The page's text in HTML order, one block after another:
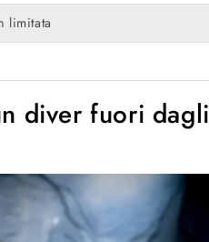
limitata
diver fuori dagli